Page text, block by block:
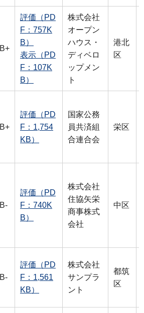
B+
評価（PD
F：757K
B）
表示（PD
F：107K
B）
株式会社
オープン
ハウス・
ディベロ
ップメン
ト
港北
区
B+
評価（PD
F：1,754
KB）
国家公務
員共済組
合連合会
栄区
B-
評価（PD
F：740K
B）
株式会社
住協矢栄
商事株式
会社
中区
B-
評価（PD
F：1,561
KB）
株式会社
サンプラ
ント
都筑
区